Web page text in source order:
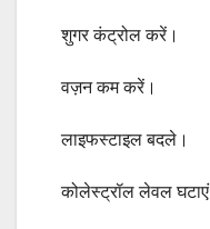
शुगर कंट्रोल करें।
वज़न कम करें।
लाइफस्टाइल बदले।
कोलेस्ट्रॉल लेवल